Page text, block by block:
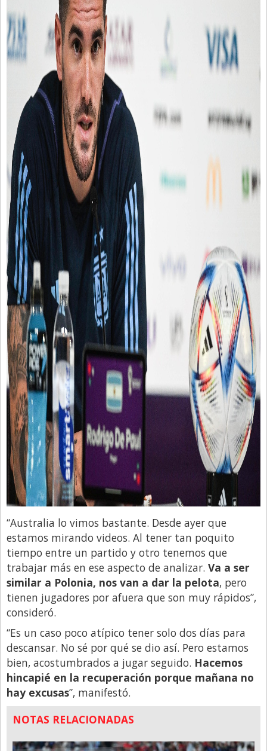
“Australia lo vimos bastante. Desde ayer que
estamos mirando videos. Al tener tan poquito
tiempo entre un partido y otro tenemos que
trabajar más en ese aspecto de analizar. Va a ser
similar a Polonia, nos van a dar la pelota, pero
tienen jugadores por afuera que son muy rápidos”,
consideró.
“Es un caso poco atípico tener solo dos días para
descansar. No sé por qué se dio así. Pero estamos
bien, acostumbrados a jugar seguido. Hacemos
hincapié en la recuperación porque mañana no
hay excusas”, manifestó.
NOTAS RELACIONADAS